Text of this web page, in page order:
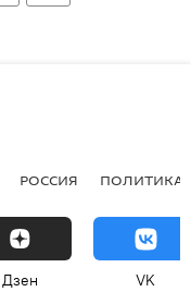
РОССИЯ ПОЛИТИКА
Дзен VK